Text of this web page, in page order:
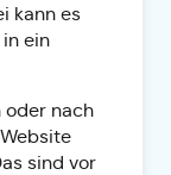
kann es
in ein
oder nach
sind vor